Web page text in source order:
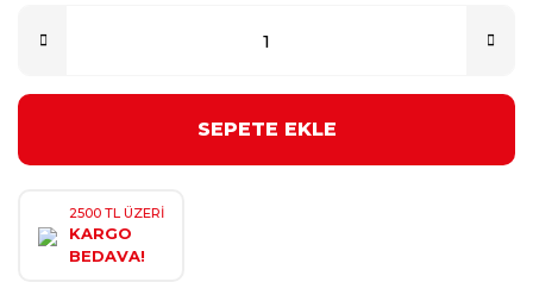
SEPETE EKLE
2500 TL ÜZERİ
KARGO
BEDAVA!